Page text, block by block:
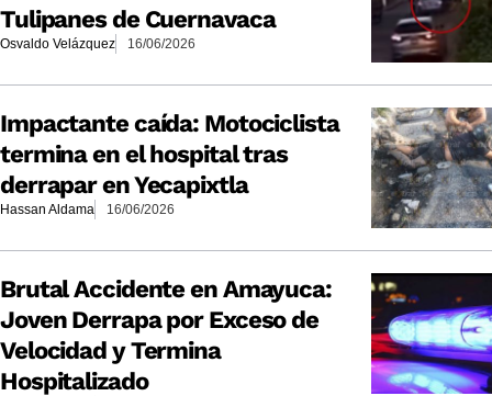
Tulipanes de Cuernavaca
Osvaldo Velázquez 16/06/2026
Impactante caída: Motociclista
termina en el hospital tras
derrapar en Yecapixtla
Hassan Aldama 16/06/2026
Brutal Accidente en Amayuca:
Joven Derrapa por Exceso de
Velocidad y Termina
Hospitalizado